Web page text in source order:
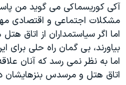
آکی کوریسماکی می گوید من
مشکلات اجتماعی و اقتصادی
اما اگر سیاستمداران از اتاق
بیاورند، بی گمان راه حلی
اما به نظر نمی رسد که آنان
اتاق هتل و مرسدس بنزهایشان